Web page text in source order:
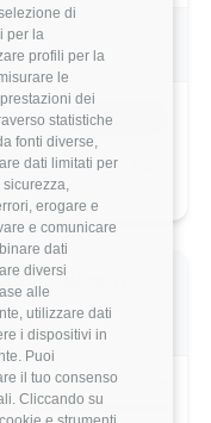
di
per la
profili per la
le
dei
statistiche
fonti diverse,
dati limitati per
erogare e
e comunicare
dati
diversi
alle
utilizzare dati
i dispositivi in
Puoi
il tuo consenso
Cliccando su
posiziona